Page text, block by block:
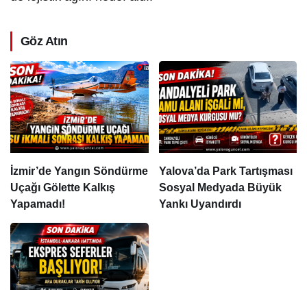
Göz Atın
İzmir’de Yangın Söndürme
Uçağı Gölette Kalkış
Yapamadı!
Yalova’da Park Tartışması
Sosyal Medyada Büyük
Yankı Uyandırdı